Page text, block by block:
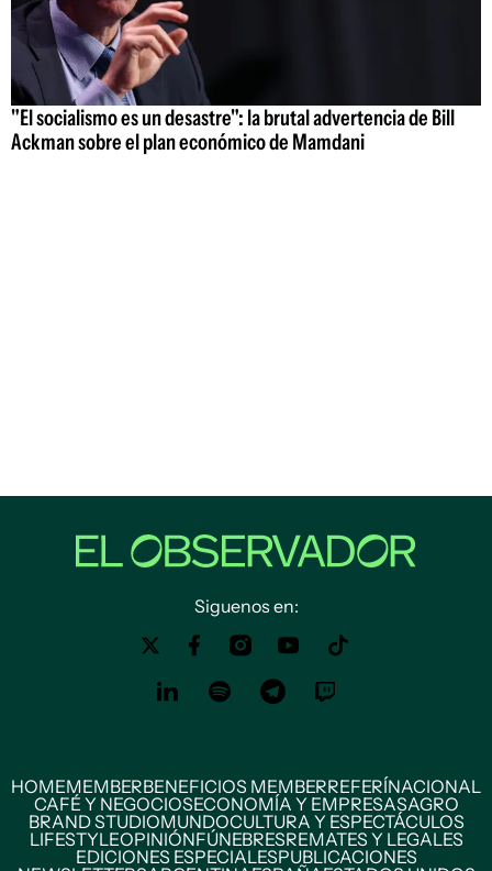
"El socialismo es un desastre": la brutal advertencia de Bill
Ackman sobre el plan económico de Mamdani
Siguenos en:
HOMEMEMBERBENEFICIOS MEMBERREFERÍNACIONAL
CAFÉ Y NEGOCIOSECONOMÍA Y EMPRESASAGRO
BRAND STUDIOMUNDOCULTURA Y ESPECTÁCULOS
LIFESTYLEOPINIÓNFÚNEBRESREMATES Y LEGALES
EDICIONES ESPECIALESPUBLICACIONES